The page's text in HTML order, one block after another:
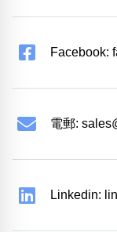
Facebook:
電郵:
Linkedin: